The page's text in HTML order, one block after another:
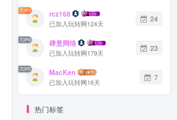
TOP3 rcz168
已加入玩转网124天
24
TOP4 肆意网络
已加入玩转网179天
23
TOP5 MacKen
已加入玩转网16天
7
热门标签